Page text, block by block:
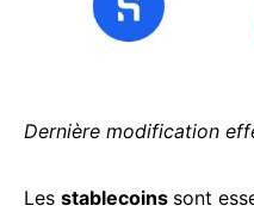
Dernière modification
Les stablecoins sont